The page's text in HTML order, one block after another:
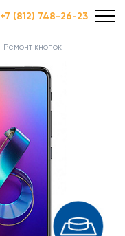
+7 (812) 748-26-23
Ремонт кнопок